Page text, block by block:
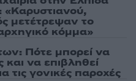
«Καρυστιανού,
μετέτρεψαν το
κόμμα»
Πότε μπορεί να
να επιβληθεί
τις γονικές παροχές